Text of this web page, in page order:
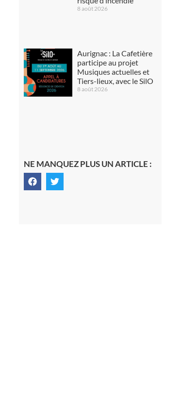
8 août 2026
Aurignac : La Cafetière
participe au projet
Musiques actuelles et
Tiers-lieux, avec le SilO
8 août 2026
NE MANQUEZ PLUS UN ARTICLE :